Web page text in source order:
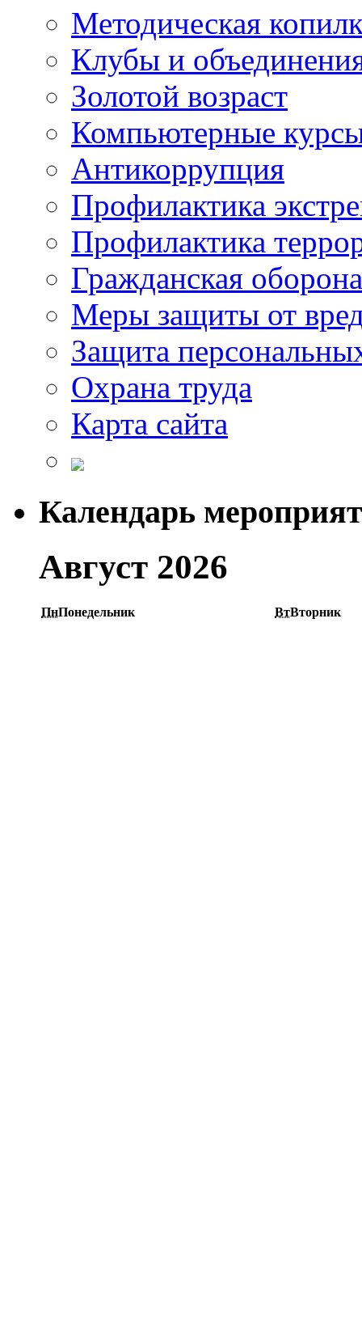
Методическая
Клубы и
Золотой возраст
Компьютерные
Антикоррупция
Профилактика
Профилактика
Гражданская оборона
Меры защиты от
Защита
Охрана труда
Карта сайта
Календарь
Август 2026
ПнПонедельник ВтВторник